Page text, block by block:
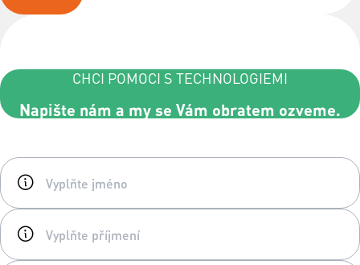
CHCI POMOCI S TECHNOLOGIEMI
Napište nám a my se Vám obratem ozveme.